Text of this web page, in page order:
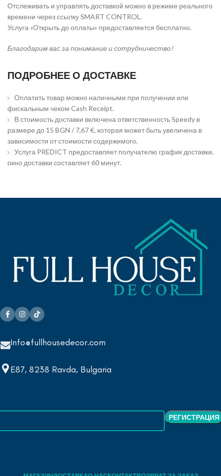
Отслеживать и управлять доставкой можно в режиме реального
времени через ссылку SMART CONTROL.
Услуга «Открыть до оплаты» предоставляется бесплатно.
Благодарим вас за понимание и сотрудничество!
ПОДРОБНЕЕ О ДОСТАВКЕ
Оплатить товар можно наличными при получении или
фискальным чеком Cash Receipt.
В стоимость доставки включена ответственность Speedy в
размере до 15 BGN / 7,67 €, которая может быть увеличена в
зависимости от стоимости содержимого.
Услуга PREDICT предоставляет получателю график доставки,
окно доставки составляет 60 минут.
Info@fullhousedecor.com
E87, 8238 Ravda, Bulgaria